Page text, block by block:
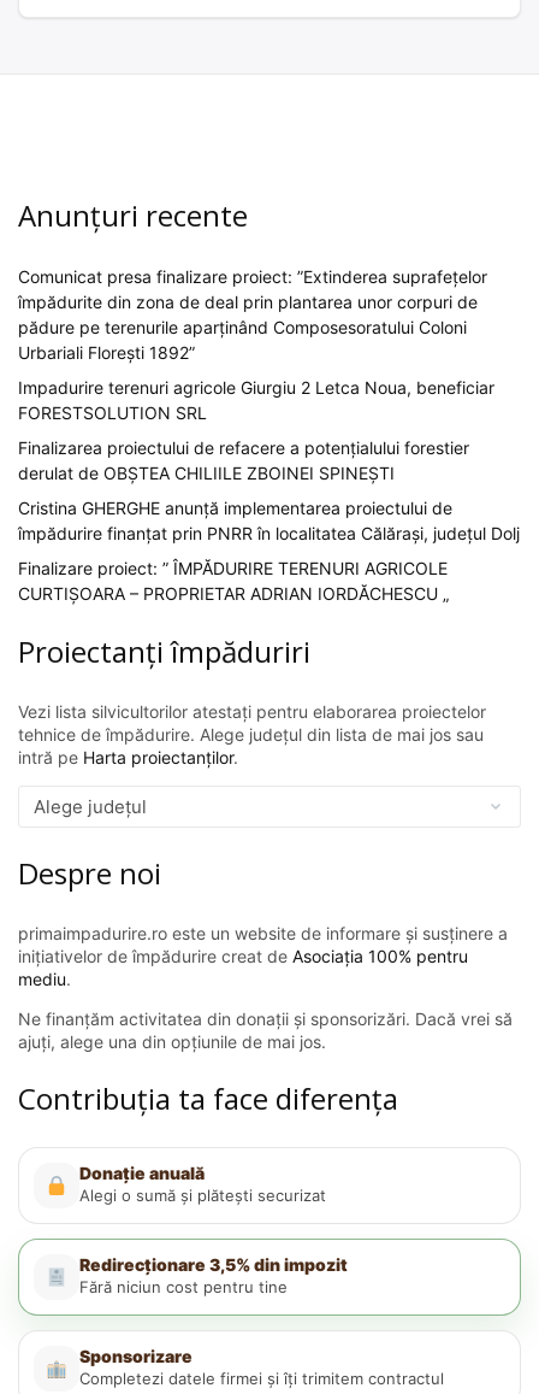
Anunțuri recente
Comunicat presa finalizare proiect: ”Extinderea suprafețelor
împădurite din zona de deal prin plantarea unor corpuri de
pădure pe terenurile aparținând Composesoratului Coloni
Urbariali Florești 1892”
Impadurire terenuri agricole Giurgiu 2 Letca Noua, beneficiar
FORESTSOLUTION SRL
Finalizarea proiectului de refacere a potențialului forestier
derulat de OBȘTEA CHILIILE ZBOINEI SPINEȘTI
Cristina GHERGHE anunță implementarea proiectului de
împădurire finanțat prin PNRR în localitatea Călărași, județul Dolj
Finalizare proiect: ” ÎMPĂDURIRE TERENURI AGRICOLE
CURTIȘOARA – PROPRIETAR ADRIAN IORDĂCHESCU „
Proiectanți împăduriri
Vezi lista silvicultorilor atestați pentru elaborarea proiectelor
tehnice de împădurire. Alege județul din lista de mai jos sau
intră pe Harta proiectanților.
Despre noi
primaimpadurire.ro este un website de informare și susținere a
inițiativelor de împădurire creat de Asociația 100% pentru
mediu.
Ne finanțăm activitatea din donații și sponsorizări. Dacă vrei să
ajuți, alege una din opțiunile de mai jos.
Contribuția ta face diferența
Donație anuală
Alegi o sumă și plătești securizat
Redirecționare 3,5% din impozit
Fără niciun cost pentru tine
Sponsorizare
Completezi datele firmei și îți trimitem contractul